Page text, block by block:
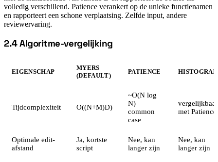
volledig verschillend. Patience verankert op de unieke functienamen
en rapporteert een schone verplaatsing. Zelfde input, andere
reviewervaring.
#
2.4 Algoritme-vergelijking
EIGENSCHAP
MYERS
(DEFAULT)
PATIENCE
Tijdcomplexiteit O((N+M)D)
~O(N log
N)
common
case
vergelijkbaar
met Patience
Optimale edit-
afstand
Ja, kortste
script
Nee, kan
langer zijn
Nee, kan
langer zijn